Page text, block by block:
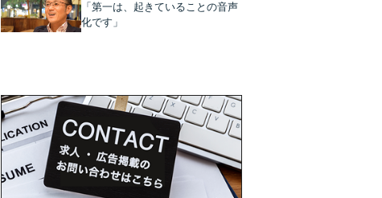
「第一は、起きていることの音声
化です」